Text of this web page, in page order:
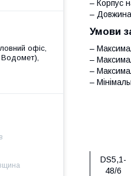
– Корпус
–
Умови
–
–
–
–
DS5,1-
48/6
офіс,
Водомет),